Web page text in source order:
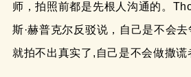
师，拍照前都是先根人沟通的。
斯·赫普克尔反驳说，自己是不会
就拍不出真实了,自己是不会做撒谎